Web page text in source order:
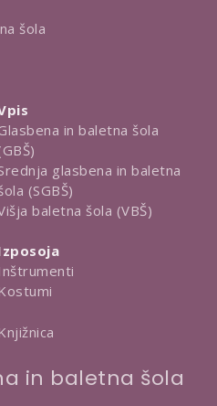
šola
in baletna šola
glasbena in baletna
(SGBŠ)
baletna šola (VBŠ)
in baletna šola